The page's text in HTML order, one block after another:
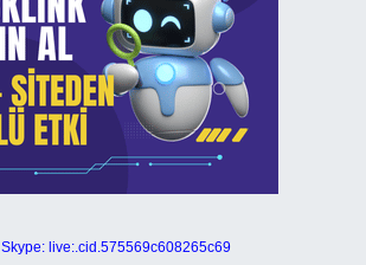
Skype: live:.cid.575569c608265c69